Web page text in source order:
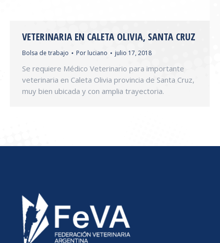
VETERINARIA EN CALETA OLIVIA, SANTA CRUZ
Bolsa de trabajo Por luciano julio 17, 2018
Se requiere Médico Veterinario para importante
veterinaria en Caleta Olivia provincia de Santa Cruz,
muy bien ubicada y con amplia trayectoria.